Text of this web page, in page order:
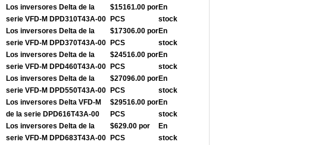
Los inversores Delta de la
serie VFD-M DPD310T43A-00
$15161.00 por
PCS
En
stock
Los inversores Delta de la
serie VFD-M DPD370T43A-00
$17306.00 por
PCS
En
stock
Los inversores Delta de la
serie VFD-M DPD460T43A-00
$24516.00 por
PCS
En
stock
Los inversores Delta de la
serie VFD-M DPD550T43A-00
$27096.00 por
PCS
En
stock
Los inversores Delta VFD-M
de la serie DPD616T43A-00
$29516.00 por
PCS
En
stock
Los inversores Delta de la
serie VFD-M DPD683T43A-00
$629.00 por
PCS
En
stock